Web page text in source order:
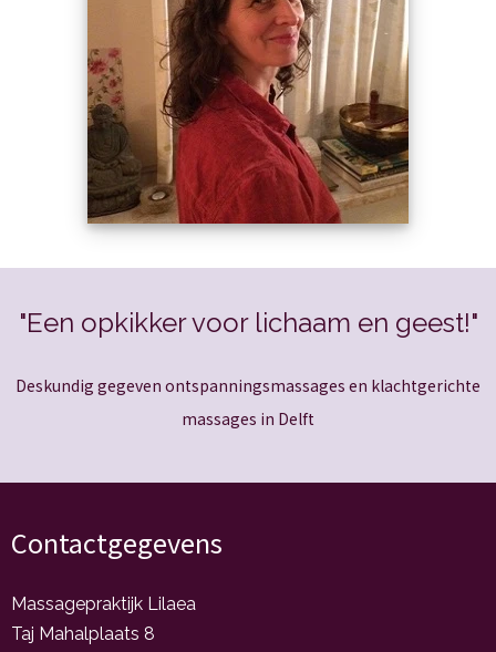
"Een opkikker voor lichaam en geest!"
Deskundig gegeven ontspanningsmassages en klachtgerichte
massages in Delft
Contactgegevens
Massagepraktijk Lilaea
Taj Mahalplaats 8